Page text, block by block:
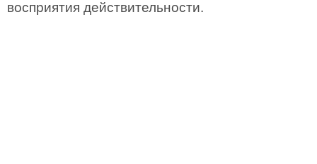
восприятия действительности.